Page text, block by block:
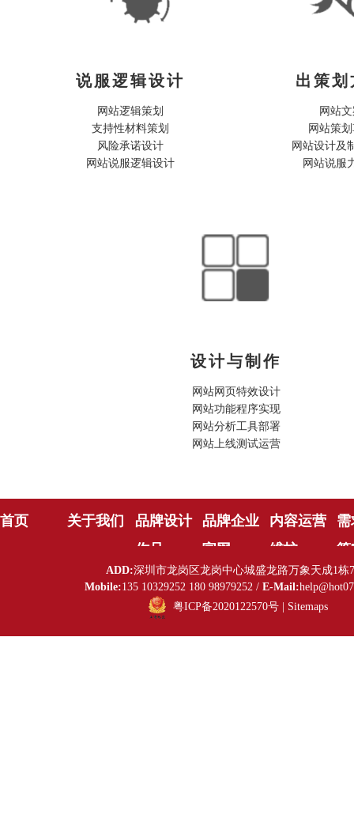
说服逻辑设计
网站逻辑策划
支持性材料策划
风险承诺设计
出策
网站
网站策
网站设计及
设计与制作
网站网页特效设计
网站功能程序实现
网站分析工具部署
网站上线测试运营
首页 关于我们
品牌设计
作品
品牌企业
官网
内容运营
维护
策
ADD:深圳市龙岗区龙岗中心城盛龙路万象天成1栋
Mobile:135 10329252 180 98979252 / E-Mail:
粤ICP备2020122570号| Sitemaps